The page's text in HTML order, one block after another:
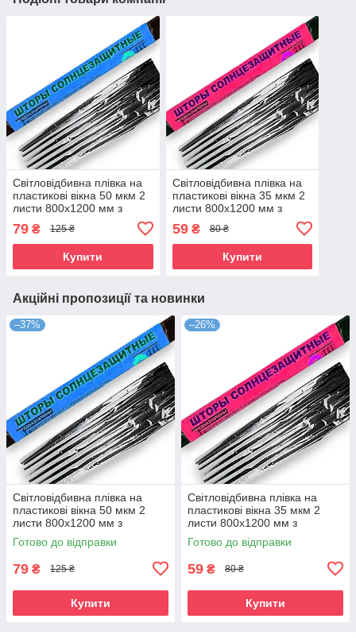
Світловідбивна плівка на
пластикові вікна 50 мкм 2
листи 800x1200 мм з
двосторонньою клейкою
стрічкою
79 ₴ 125 ₴
Купити
Світловідбивна плівка на
пластикові вікна 35 мкм 2
листи 800x1200 мм з
двосторонньою клейкою
стрічкою
59₴ 80 ₴
Купити
Акційні пропозиції та новинки
–37%
Світловідбивна плівка на
пластикові вікна 50 мкм 2
листи 800x1200 мм з
двосторонньою клейкою
стрічкою
Готово до відправки
79 ₴ 125 ₴
Купити
–26%
Світловідбивна плівка на
пластикові вікна 35 мкм 2
листи 800x1200 мм з
двосторонньою клейкою
стрічкою
Готово до відправки
59 ₴ 80 ₴
Купити